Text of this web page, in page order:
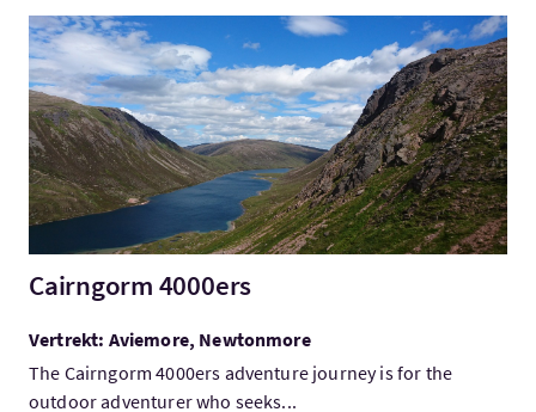
Bezoek:Cairngorm 4000ers
Cairngorm 4000ers
Vertrekt: Aviemore, Newtonmore
The Cairngorm 4000ers adventure journey is for the
outdoor adventurer who seeks...